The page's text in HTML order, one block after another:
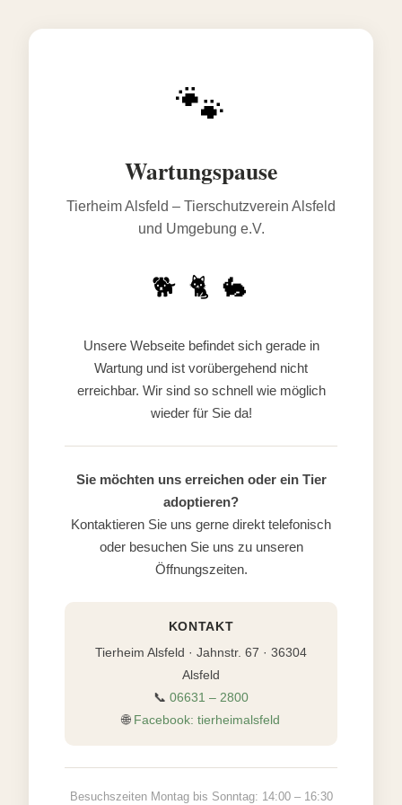
🐾
Wartungspause
Tierheim Alsfeld – Tierschutzverein Alsfeld
und Umgebung e.V.
🐕 🐈 🐇
Unsere Webseite befindet sich gerade in
Wartung und ist vorübergehend nicht
erreichbar. Wir sind so schnell wie möglich
wieder für Sie da!
Sie möchten uns erreichen oder ein Tier
adoptieren?
Kontaktieren Sie uns gerne direkt telefonisch
oder besuchen Sie uns zu unseren
Öffnungszeiten.
KONTAKT
Tierheim Alsfeld · Jahnstr. 67 · 36304
Alsfeld
📞 06631 – 2800
🌐 Facebook: tierheimalsfeld
Besuchszeiten Montag bis Sonntag: 14:00 – 16:30